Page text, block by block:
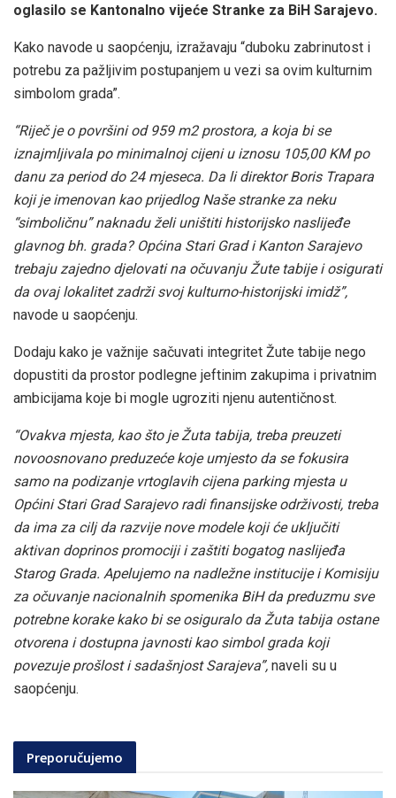
oglasilo se Kantonalno vijeće Stranke za BiH Sarajevo.
Kako navode u saopćenju, izražavaju “duboku zabrinutost i
potrebu za pažljivim postupanjem u vezi sa ovim kulturnim
simbolom grada”.
“Riječ je o površini od 959 m2 prostora, a koja bi se
iznajmljivala po minimalnoj cijeni u iznosu 105,00 KM po
danu za period do 24 mjeseca. Da li direktor Boris Trapara
koji je imenovan kao prijedlog Naše stranke za neku
“simboličnu” naknadu želi uništiti historijsko naslijeđe
glavnog bh. grada? Općina Stari Grad i Kanton Sarajevo
trebaju zajedno djelovati na očuvanju Žute tabije i osigurati
da ovaj lokalitet zadrži svoj kulturno-historijski imidž”,
navode u saopćenju.
Dodaju kako je važnije sačuvati integritet Žute tabije nego
dopustiti da prostor podlegne jeftinim zakupima i privatnim
ambicijama koje bi mogle ugroziti njenu autentičnost.
“Ovakva mjesta, kao što je Žuta tabija, treba preuzeti
novoosnovano preduzeće koje umjesto da se fokusira
samo na podizanje vrtoglavih cijena parking mjesta u
Općini Stari Grad Sarajevo radi finansijske održivosti, treba
da ima za cilj da razvije nove modele koji će uključiti
aktivan doprinos promociji i zaštiti bogatog naslijeđa
Starog Grada. Apelujemo na nadležne institucije i Komisiju
za očuvanje nacionalnih spomenika BiH da preduzmu sve
potrebne korake kako bi se osiguralo da Žuta tabija ostane
otvorena i dostupna javnosti kao simbol grada koji
povezuje prošlost i sadašnjost Sarajeva”, naveli su u
saopćenju.
Preporučujemo